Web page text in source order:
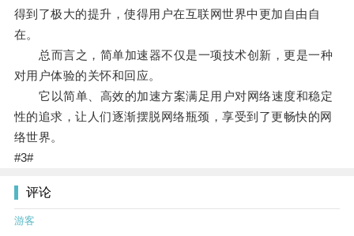
得到了极大的提升，使得用户在互联网世界中更加自由自
在。
总而言之，简单加速器不仅是一项技术创新，更是一种
对用户体验的关怀和回应。
它以简单、高效的加速方案满足用户对网络速度和稳定
性的追求，让人们逐渐摆脱网络瓶颈，享受到了更畅快的网
络世界。
#3#
评论
游客